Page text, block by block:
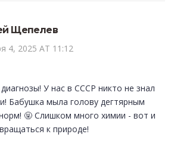
Щепелев
4, 2025 AT 11:12
У нас в СССР никто не знал
Бабушка мыла голову дегтярным
🤬 Слишком много химии - вот и
к природе!